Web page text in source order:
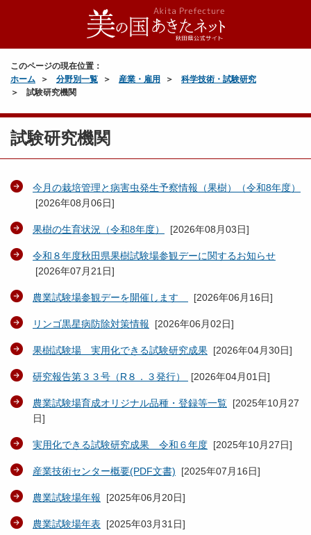
このページの現在位置：
ホーム
分野別一覧 産業・雇用
科学技術・試験研究
試験研究機関
試験研究機関
今月の栽培管理と病害虫発生予察情報（果樹）（令和8年度）
[2026年08月06日]
果樹の生育状況（令和8年度） [2026年08月03日]
令和８年度秋田県果樹試験場参観デーに関するお知らせ
[2026年07月21日]
農業試験場参観デーを開催します [2026年06月16日]
リンゴ黒星病防除対策情報 [2026年06月02日]
果樹試験場 実用化できる試験研究成果 [2026年04月30日]
研究報告第３３号（R８．３発行） [2026年04月01日]
農業試験場育成オリジナル品種・登録等一覧 [2025年10月27
日]
実用化できる試験研究成果 令和６年度 [2025年10月27日]
産業技術センター概要(PDF文書) [2025年07月16日]
農業試験場年報 [2025年06月20日]
農業試験場年表 [2025年03月31日]